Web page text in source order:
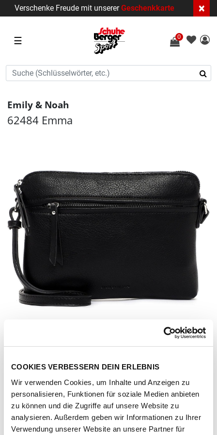
COOKIES VERBESSERN DEIN ERLEBNIS
Wir verwenden Cookies, um Inhalte und Anzeigen zu
personalisieren, Funktionen für soziale Medien anbieten
zu können und die Zugriffe auf unsere Website zu
analysieren. Außerdem geben wir Informationen zu Ihrer
Verwendung unserer Website an unsere Partner für
Verschenke Freude mit unsererGeschenkkarte ×
☰ 0
Emily & Noah
62484 Emma
Artikel-Nr.191242-1011-1001